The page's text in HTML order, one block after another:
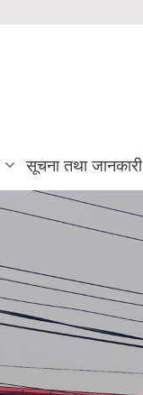
सूचना तथा जानकारी